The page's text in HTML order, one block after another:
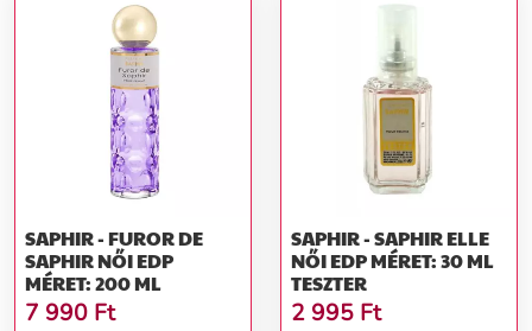
SAPHIR - FUROR DE
SAPHIR NŐI EDP
MÉRET: 200 ML
7 990 Ft
SAPHIR - SAPHIR ELLE
NŐI EDP MÉRET: 30 ML
TESZTER
2 995 Ft